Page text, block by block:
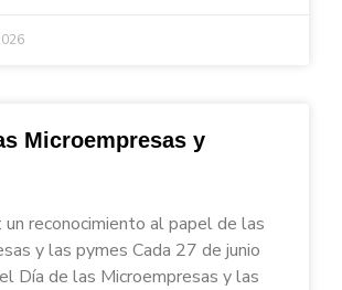
Microempresas y
un reconocimiento al papel de las
y las pymes Cada 27 de junio
Día de las Microempresas y las